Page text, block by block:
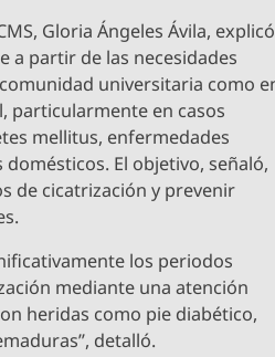
Gloria Ángeles Ávila, explicó
a partir de las necesidades
universitaria como
particularmente en casos
mellitus, enfermedades
domésticos. El objetivo, señaló,
de cicatrización y prevenir
los periodos
mediante una atención
heridas como pie diabético,
detalló.